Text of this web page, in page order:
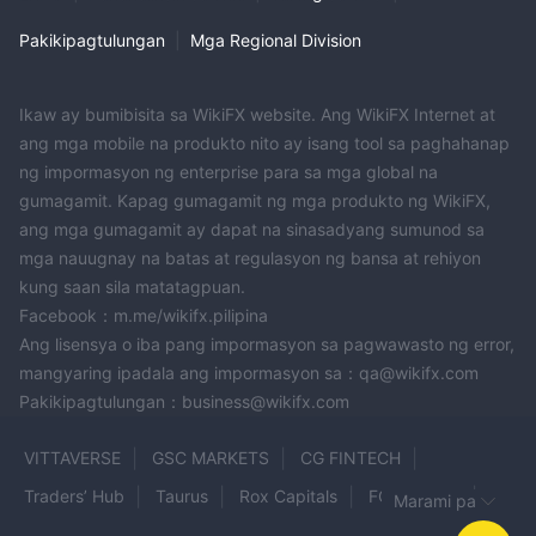
mga uri ng account at anumang mga potensyal na perk o
ng iba't ibang uri ng account bago piliin ang pinakamahusay
para sa iyong mga pangangailangan at kagustuhan sa
pangangalakal.
Paano Magbukas ng Account?
Nakalulungkot na ang website ng VOYAGE CAPITAL ay hindi
naa-access, dahil ito ay maaaring makahadlang sa proseso ng
pagbubukas ng account. Gayunpaman, posible na ang broker
ay maaaring magkaroon ng mga alternatibong pamamaraan
para sa pagbubukas ng isang account, gaya ng sa
pamamagitan ng email o telepono. Maaaring subukan ng mga
support team ng VOYAGE CAPITAL upang magtanong tungkol
sa kanilang proseso ng pagbubukas ng account at anumang
mga potensyal na alternatibo. Mahalagang tandaan na kapag
Pakikipagtulungan Mga Regional Division
Ikaw ay bumibisita sa WikiFX website. Ang WikiFX Internet at
ang mga mobile na produkto nito ay isang tool sa paghahanap
ng impormasyon ng enterprise para sa mga global na
gumagamit. Kapag gumagamit ng mga produkto ng WikiFX,
ang mga gumagamit ay dapat na sinasadyang sumunod sa
mga nauugnay na batas at regulasyon ng bansa at rehiyon
kung saan sila matatagpuan.
Facebook：m.me/wikifx.pilipina
Ang lisensya o iba pang impormasyon sa pagwawasto ng error,
mangyaring ipadala ang impormasyon sa：qa@wikifx.com
Pakikipagtulungan：business@wikifx.com
VITTAVERSE GSC MARKETS
CG FINTECH
Traders’ Hub
Taurus Rox Capitals
FOREX.com
Marami pa